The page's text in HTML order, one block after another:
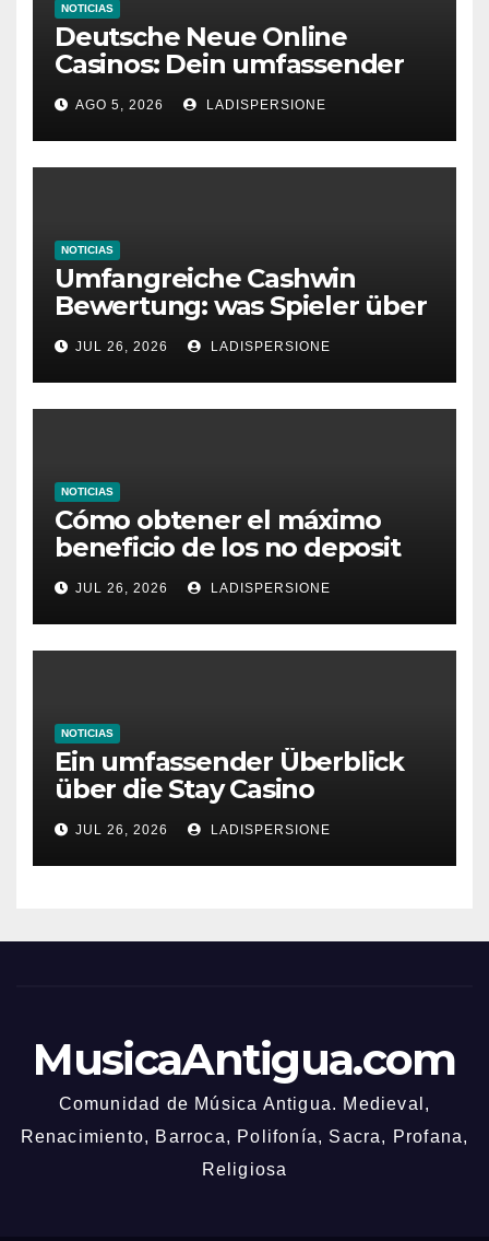
NOTICIAS
Deutsche Neue Online
Casinos: Dein umfassender
Ratgeber für moderne
Glücksspielplattformen
AGO 5, 2026 LADISPERSIONE
NOTICIAS
Umfangreiche Cashwin
Bewertung: was Spieler über
dieses Casino denken
JUL 26, 2026 LADISPERSIONE
NOTICIAS
Cómo obtener el máximo
beneficio de los no deposit
bonus codes de roby casino
JUL 26, 2026 LADISPERSIONE
NOTICIAS
Ein umfassender Überblick
über die Stay Casino
Bonusbedingungen
JUL 26, 2026 LADISPERSIONE
MusicaAntigua.com
Comunidad de Música Antigua. Medieval,
Renacimiento, Barroca, Polifonía, Sacra, Profana,
Religiosa